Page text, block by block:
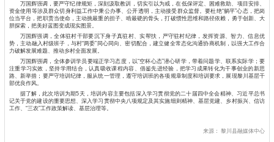
万国辉强调，要严守纪律规矩，深刻汲取教训，切实引以为戒，在低保评定、困难救助、项目安排、
资金使用等涉及群众切身利益工作中秉公办事、公开透明，主动接受群众监督。要杜绝“躺平”心态，把岗
位当平台，把职责当使命，主动挑最重的担子、啃最硬的骨头，打破惯性思维和路径依赖，勇于创新、大
胆探索，把美好蓝图变成现实图景。
万国辉强调，全体驻村干部要沉下身子真驻村、实帮扶，严守驻村纪律，发挥资源、智力、信息优
势，主动融入村级班子，与村“两委”同心同向、密切配合，建立健全常态化沟通协商机制，以强大工作合
力破解发展难题、推动乡村全面发展。
万国辉强调，全体参训学员要端正学习态度，以“空杯心态”潜心研学，带着问题学、联系实际学；要
注重学习实效，坚持学用结合，认真吸收课程内容、借鉴先进经验，把学习成果转化为干事创业的新思
路、新举措；要严守培训纪律，服从统一管理，遵守培训班的各项规章制度和培训要求，展现黎川基层干
部优良作风。
据了解，此次培训为期5天，培训内容主要包括深入学习贯彻党的二十届四中全会精神、习近平总书
记关于党的建设的重要思想、深入学习贯彻中央八项规定及其实施细则精神、基层党建、乡村振兴、信访
工作、“三农”工作政策解读、基层治理等。
来源： 黎川县融媒体中心